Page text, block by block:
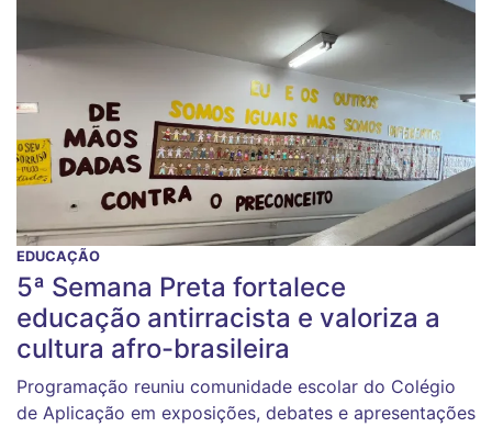
EDUCAÇÃO
5ª Semana Preta fortalece
educação antirracista e valoriza a
cultura afro-brasileira
Programação reuniu comunidade escolar do Colégio
de Aplicação em exposições, debates e apresentações